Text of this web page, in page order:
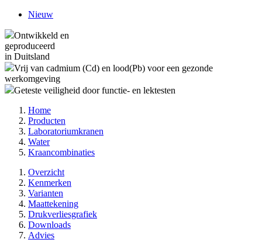
Nieuw
Ontwikkeld en
geproduceerd
in Duitsland
Vrij van cadmium (Cd) en lood(Pb) voor een gezonde
werkomgeving
Geteste veiligheid door functie- en lektesten
Home
Producten
Laboratoriumkranen
Water
Kraancombinaties
Overzicht
Kenmerken
Varianten
Maattekening
Drukverliesgrafiek
Downloads
Advies